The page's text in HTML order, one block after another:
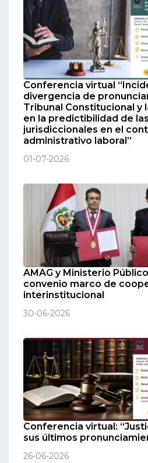
Conferencia virtual
divergencia de
Tribunal Constitucional y
en la predictibilidad de
jurisdiccionales en el
administrativo laboral”
01-07-2026
AMAG y Ministerio
convenio marco de
interinstitucional
30-06-2026
Conferencia virtual:
sus últimos
26-06-2026